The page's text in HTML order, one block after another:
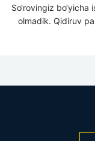
So‘rovingiz
olmadik. Qidiruv